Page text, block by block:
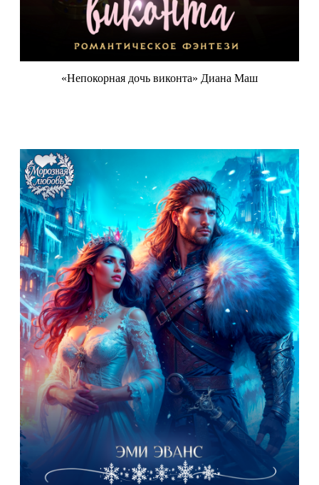
«Непокорная дочь виконта» Диана Маш